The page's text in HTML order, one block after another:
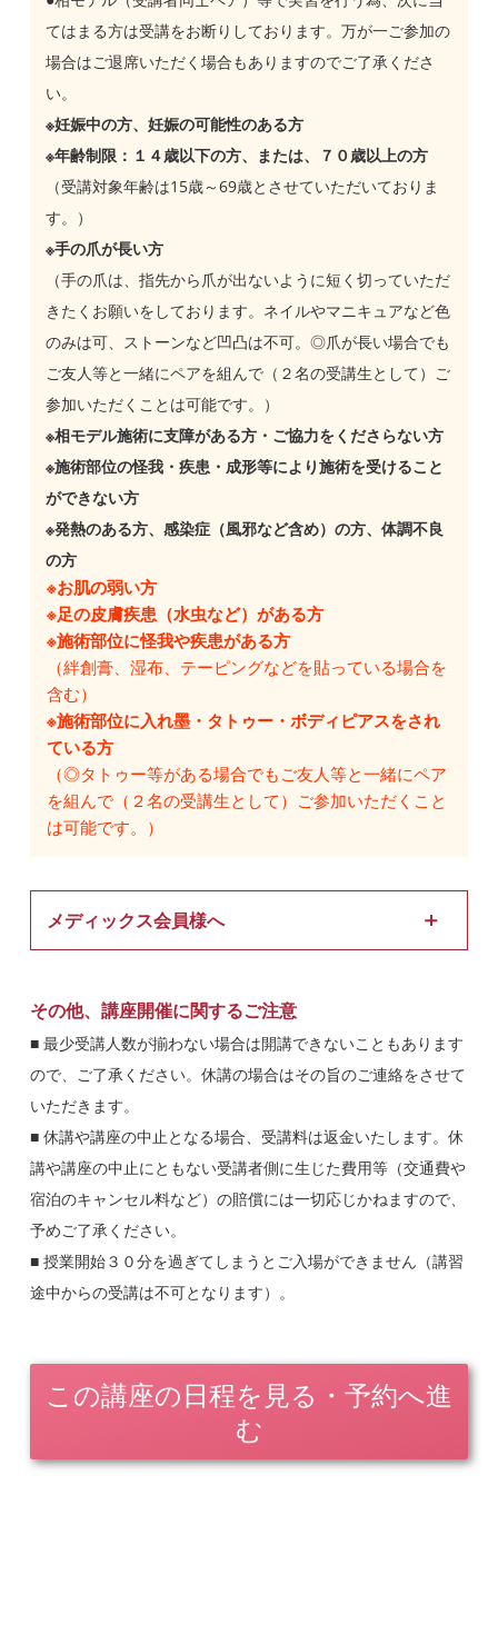
てはまる方は受講をお断りしております。万が一ご参加の
場合はご退席いただく場合もありますのでご了承くださ
い。
※妊娠中の方、妊娠の可能性のある方
※年齢制限：１４歳以下の方、または、７０歳以上の方
（受講対象年齢は15歳～69歳とさせていただいておりま
す。）
※手の爪が長い方
（手の爪は、指先から爪が出ないように短く切っていただ
きたくお願いをしております。ネイルやマニキュアなど色
のみは可、ストーンなど凹凸は不可。◎爪が長い場合でも
ご友人等と一緒にペアを組んで（２名の受講生として）ご
参加いただくことは可能です。）
※相モデル施術に支障がある方・ご協力をくださらない方
※施術部位の怪我・疾患・成形等により施術を受けること
ができない方
※発熱のある方、感染症（風邪など含め）の方、体調不良
の方
※お肌の弱い方
※足の皮膚疾患（水虫など）がある方
※施術部位に怪我や疾患がある方
（絆創膏、湿布、テーピングなどを貼っている場合を
含む）
※施術部位に入れ墨・タトゥー・ボディピアスをされ
ている方
（◎タトゥー等がある場合でもご友人等と一緒にペア
を組んで（２名の受講生として）ご参加いただくこと
は可能です。）
メディックス会員様へ
時に会員であることを必ずお伝えください。申し出ない場合は
受講費用が一般価格となりますのでご留意ください。ホームペ
ージから申し込む場合は「その他・ご質問」の枠に「会員名・
治療院名」の入力をお願い致します。
※株式会社メディックスの「スーパーエクスプレス（計算センタ
ー）」「スーパーダイレクト（レセプトデーターセンター）」「在
宅訪問マッサージ」のいずれかにご登録されている治療院様・会員
様を「メディックス会員」としています。会員様の貴院・貴店の従
業員スタッフの方もメディックス会員価格で受講することが出来ま
す。
その他、講座開催に関するご注意
■ 最少受講人数が揃わない場合は開講できないこともあります
ので、ご了承ください。休講の場合はその旨のご連絡をさせて
いただきます。
■ 休講や講座の中止となる場合、受講料は返金いたします。休
講や講座の中止にともない受講者側に生じた費用等（交通費や
宿泊のキャンセル料など）の賠償には一切応じかねますので、
予めご了承ください。
■ 授業開始３０分を過ぎてしまうとご入場ができません（講習
途中からの受講は不可となります）。
この講座の日程を見る・予約へ進
む